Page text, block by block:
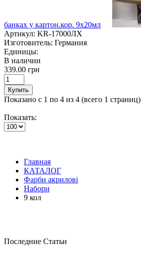
банках у картон.кор. 9х20мл
Артикул: KR-17000ЛХ
Изготовитель: Германия
Единицы:
В наличии
339.00 грн
Купить
Показано с 1 по 4 из 4 (всего 1 страниц)
Показать:
Главная
КАТАЛОГ
Фарби акрилові
Набори
9 кол
Последние Статьи